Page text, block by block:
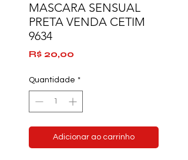
MASCARA SENSUAL
PRETA VENDA CETIM
9634
R$ 20,00
Quantidade *
Adicionar ao carrinho